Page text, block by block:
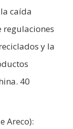
caída
regulaciones
y la
40
Areco):